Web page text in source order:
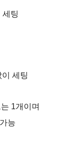
세팅
세팅
1개이며
능